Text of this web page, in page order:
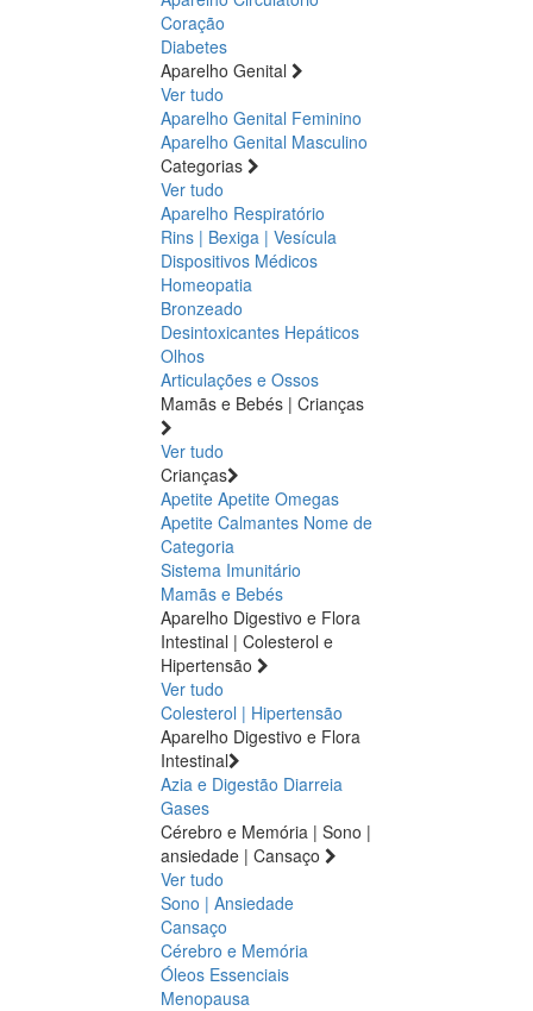
Coração
Diabetes
Aparelho Genital
Ver tudo
Aparelho Genital Feminino
Aparelho Genital Masculino
Categorias
Ver tudo
Aparelho Respiratório
Rins | Bexiga | Vesícula
Dispositivos Médicos
Homeopatia
Bronzeado
Desintoxicantes Hepáticos
Olhos
Articulações e Ossos
Mamãs e Bebés | Crianças
Ver tudo
Crianças
Apetite Apetite Omegas
Apetite Calmantes Nome de
Categoria
Sistema Imunitário
Mamãs e Bebés
Aparelho Digestivo e Flora
Intestinal | Colesterol e
Hipertensão
Ver tudo
Colesterol | Hipertensão
Aparelho Digestivo e Flora
Intestinal
Azia e Digestão Diarreia
Gases
Cérebro e Memória | Sono |
ansiedade | Cansaço
Ver tudo
Sono | Ansiedade
Cansaço
Cérebro e Memória
Óleos Essenciais
Menopausa